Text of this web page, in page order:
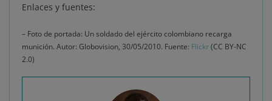
Enlaces y fuentes:
– Foto de portada: Un soldado del ejército colombiano recarga
munición. Autor: Globovision, 30/05/2010. Fuente: Flickr(CC BY-NC
2.0)